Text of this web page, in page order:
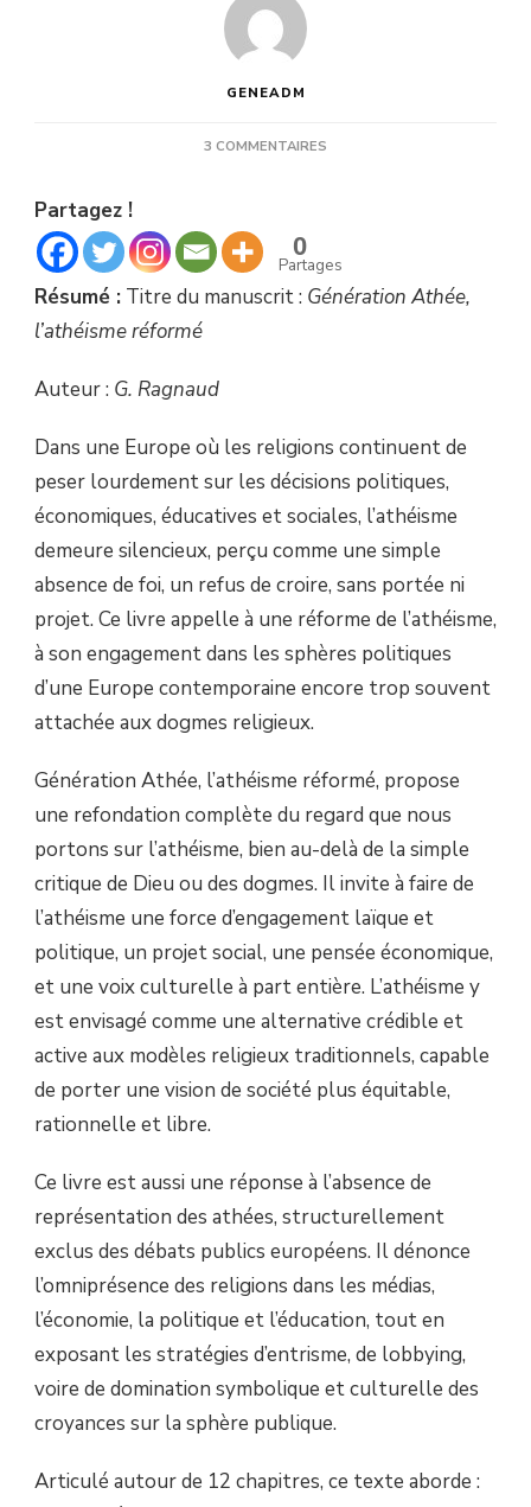
GENEADM
3 COMMENTAIRES
!
Partagez !
0
Partages
Résumé : Titre du manuscrit : Génération Athée,
l’athéisme réformé
Auteur : G. Ragnaud
Dans une Europe où les religions continuent de
peser lourdement sur les décisions politiques,
économiques, éducatives et sociales, l’athéisme
demeure silencieux, perçu comme une simple
absence de foi, un refus de croire, sans portée ni
projet. Ce livre appelle à une réforme de l’athéisme,
à son engagement dans les sphères politiques
d’une Europe contemporaine encore trop souvent
attachée aux dogmes religieux.
Génération Athée, l’athéisme réformé, propose
une refondation complète du regard que nous
portons sur l’athéisme, bien au-delà de la simple
critique de Dieu ou des dogmes. Il invite à faire de
l’athéisme une force d’engagement laïque et
politique, un projet social, une pensée économique,
et une voix culturelle à part entière. L’athéisme y
est envisagé comme une alternative crédible et
active aux modèles religieux traditionnels, capable
de porter une vision de société plus équitable,
rationnelle et libre.
Ce livre est aussi une réponse à l’absence de
représentation des athées, structurellement
exclus des débats publics européens. Il dénonce
l’omniprésence des religions dans les médias,
l’économie, la politique et l’éducation, tout en
exposant les stratégies d’entrisme, de lobbying,
voire de domination symbolique et culturelle des
croyances sur la sphère publique.
Articulé autour de 12 chapitres, ce texte aborde :